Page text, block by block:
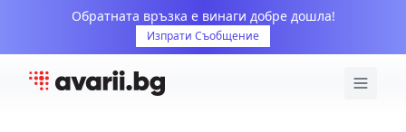
Обратната връзка е винаги добре дошла!
Изпрати Съобщение